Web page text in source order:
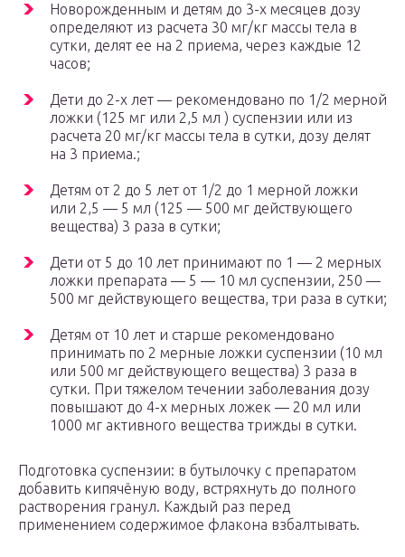
Новорожденным и детям до 3-х месяцев дозу
определяют из расчета 30 мг/кг массы тела в
сутки, делят ее на 2 приема, через каждые 12
часов;
Дети до 2-х лет — рекомендовано по 1/2 мерной
ложки (125 мг или 2,5 мл ) суспензии или из
расчета 20 мг/кг массы тела в сутки, дозу делят
на 3 приема.;
Детям от 2 до 5 лет от 1/2 до 1 мерной ложки
или 2,5 — 5 мл (125 — 500 мг действующего
вещества) 3 раза в сутки;
Дети от 5 до 10 лет принимают по 1 — 2 мерных
ложки препарата — 5 — 10 мл суспензии, 250 —
500 мг действующего вещества, три раза в сутки;
Детям от 10 лет и старше рекомендовано
принимать по 2 мерные ложки суспензии (10 мл
или 500 мг действующего вещества) 3 раза в
сутки. При тяжелом течении заболевания дозу
повышают до 4-х мерных ложек — 20 мл или
1000 мг активного вещества трижды в сутки.
Подготовка суспензии: в бутылочку с препаратом
добавить кипячёную воду, встряхнуть до полного
растворения гранул. Каждый раз перед
применением содержимое флакона взбалтывать.